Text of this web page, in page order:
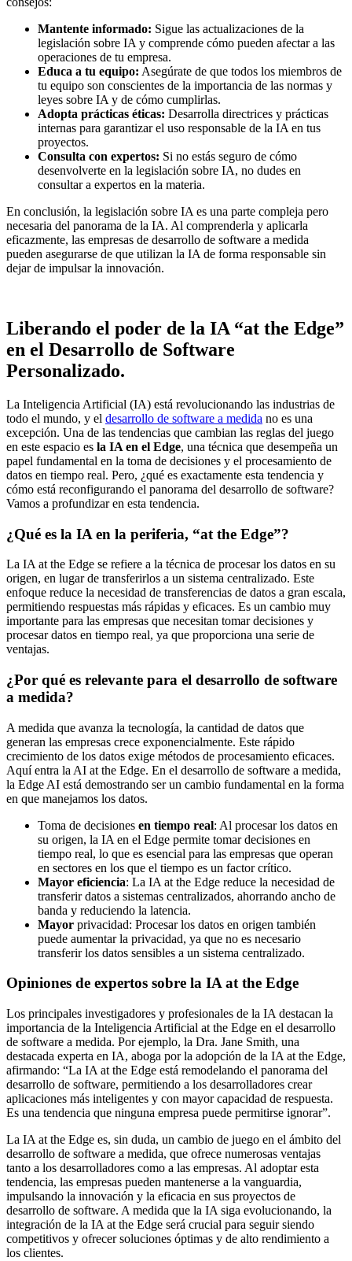
Mantente informado: Sigue las actualizaciones de la
legislación sobre IA y comprende cómo pueden afectar a las
operaciones de tu empresa.
Educa a tu equipo: Asegúrate de que todos los miembros de
tu equipo son conscientes de la importancia de las normas y
leyes sobre IA y de cómo cumplirlas.
Adopta prácticas éticas: Desarrolla directrices y prácticas
internas para garantizar el uso responsable de la IA en tus
proyectos.
Consulta con expertos: Si no estás seguro de cómo
desenvolverte en la legislación sobre IA, no dudes en
consultar a expertos en la materia.
En conclusión, la legislación sobre IA es una parte compleja pero
necesaria del panorama de la IA. Al comprenderla y aplicarla
eficazmente, las empresas de desarrollo de software a medida
pueden asegurarse de que utilizan la IA de forma responsable sin
dejar de impulsar la innovación.
Liberando el poder de la IA “at the Edge”
en el Desarrollo de Software
Personalizado.
La Inteligencia Artificial (IA) está revolucionando las industrias de
todo el mundo, y el desarrollo de software a medida no es una
excepción. Una de las tendencias que cambian las reglas del juego
en este espacio es la IA en el Edge, una técnica que desempeña un
papel fundamental en la toma de decisiones y el procesamiento de
datos en tiempo real. Pero, ¿qué es exactamente esta tendencia y
cómo está reconfigurando el panorama del desarrollo de software?
Vamos a profundizar en esta tendencia.
¿Qué es la IA en la periferia, “at the Edge”?
La IA at the Edge se refiere a la técnica de procesar los datos en su
origen, en lugar de transferirlos a un sistema centralizado. Este
enfoque reduce la necesidad de transferencias de datos a gran escala,
permitiendo respuestas más rápidas y eficaces. Es un cambio muy
importante para las empresas que necesitan tomar decisiones y
procesar datos en tiempo real, ya que proporciona una serie de
ventajas.
¿Por qué es relevante para el desarrollo de software
a medida?
A medida que avanza la tecnología, la cantidad de datos que
generan las empresas crece exponencialmente. Este rápido
crecimiento de los datos exige métodos de procesamiento eficaces.
Aquí entra la AI at the Edge. En el desarrollo de software a medida,
la Edge AI está demostrando ser un cambio fundamental en la forma
en que manejamos los datos.
Toma de decisiones en tiempo real: Al procesar los datos en
su origen, la IA en el Edge permite tomar decisiones en
tiempo real, lo que es esencial para las empresas que operan
en sectores en los que el tiempo es un factor crítico.
Mayor eficiencia: La IA at the Edge reduce la necesidad de
transferir datos a sistemas centralizados, ahorrando ancho de
banda y reduciendo la latencia.
Mayor privacidad: Procesar los datos en origen también
puede aumentar la privacidad, ya que no es necesario
transferir los datos sensibles a un sistema centralizado.
Opiniones de expertos sobre la IA at the Edge
Los principales investigadores y profesionales de la IA destacan la
importancia de la Inteligencia Artificial at the Edge en el desarrollo
de software a medida. Por ejemplo, la Dra. Jane Smith, una
destacada experta en IA, aboga por la adopción de la IA at the Edge,
afirmando: “La IA at the Edge está remodelando el panorama del
desarrollo de software, permitiendo a los desarrolladores crear
aplicaciones más inteligentes y con mayor capacidad de respuesta.
Es una tendencia que ninguna empresa puede permitirse ignorar”.
La IA at the Edge es, sin duda, un cambio de juego en el ámbito del
desarrollo de software a medida, que ofrece numerosas ventajas
tanto a los desarrolladores como a las empresas. Al adoptar esta
tendencia, las empresas pueden mantenerse a la vanguardia,
impulsando la innovación y la eficacia en sus proyectos de
desarrollo de software. A medida que la IA siga evolucionando, la
integración de la IA at the Edge será crucial para seguir siendo
competitivos y ofrecer soluciones óptimas y de alto rendimiento a
los clientes.